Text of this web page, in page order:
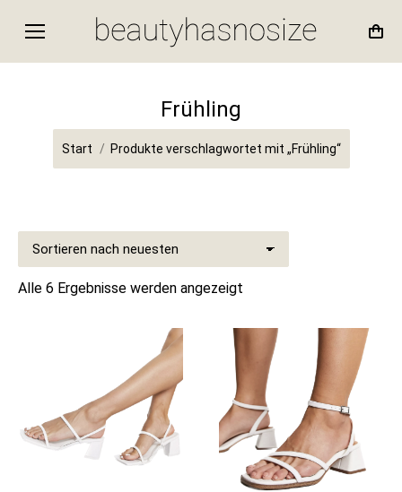
Frühling
Sie befinden sich hier:
Start Produkte verschlagwortet mit „Frühling“
Alle 6 Ergebnisse werden angezeigt
sortiert